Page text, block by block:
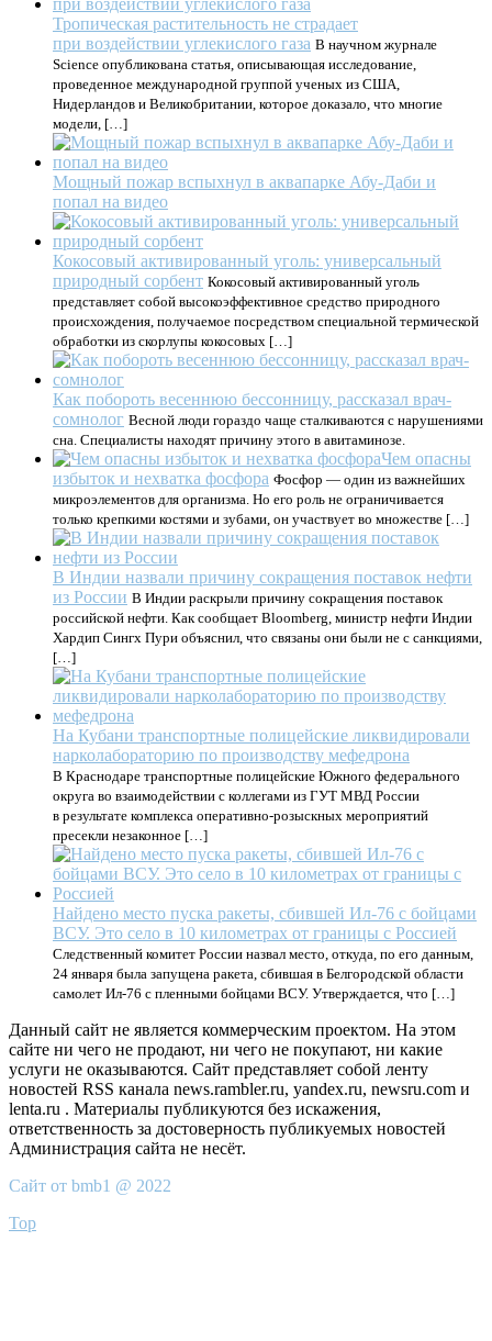
Тропическая растительность не страдает
при воздействии углекислого газа В научном журнале
Science опубликована статья, описывающая исследование,
проведенное международной группой ученых из США,
Нидерландов и Великобритании, которое доказало, что многие
модели, […]
Мощный пожар вспыхнул в аквапарке Абу-Даби и
попал на видео
Кокосовый активированный уголь: универсальный
природный сорбент Кокосовый активированный уголь
представляет собой высокоэффективное средство природного
происхождения, получаемое посредством специальной термической
обработки из скорлупы кокосовых […]
Как побороть весеннюю бессонницу, рассказал врач-
сомнолог Весной люди гораздо чаще сталкиваются с нарушениями
сна. Специалисты находят причину этого в авитаминозе.
Чем опасны
избыток и нехватка фосфора Фосфор — один из важнейших
микроэлементов для организма. Но его роль не ограничивается
только крепкими костями и зубами, он участвует во множестве […]
В Индии назвали причину сокращения поставок нефти
из России В Индии раскрыли причину сокращения поставок
российской нефти. Как сообщает Bloomberg, министр нефти Индии
Хардип Сингх Пури объяснил, что связаны они были не с санкциями,
[…]
На Кубани транспортные полицейские ликвидировали
нарколабораторию по производству мефедрона
В Краснодаре транспортные полицейские Южного федерального
округа во взаимодействии с коллегами из ГУТ МВД России
в результате комплекса оперативно-розыскных мероприятий
пресекли незаконное […]
Найдено место пуска ракеты, сбившей Ил-76 с бойцами
ВСУ. Это село в 10 километрах от границы с Россией
Следственный комитет России назвал место, откуда, по его данным,
24 января была запущена ракета, сбившая в Белгородской области
самолет Ил-76 с пленными бойцами ВСУ. Утверждается, что […]
Данный сайт не является коммерческим проектом. На этом
сайте ни чего не продают, ни чего не покупают, ни какие
услуги не оказываются. Сайт представляет собой ленту
новостей RSS канала news.rambler.ru, yandex.ru, newsru.com и
lenta.ru . Материалы публикуются без искажения,
ответственность за достоверность публикуемых новостей
Администрация сайта не несёт.
Сайт от bmb1 @ 2022
Top